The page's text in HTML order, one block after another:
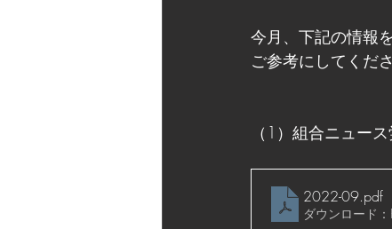
今月、下記の情報
ご参考にしてくださ
（1）組合ニュー
2022-09.pdf
ダウンロード